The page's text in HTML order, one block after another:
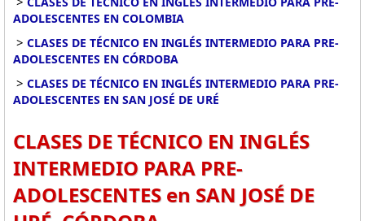
ADOLESCENTES EN COLOMBIA
> CLASES DE TÉCNICO EN INGLÉS INTERMEDIO PARA PRE-
ADOLESCENTES EN CÓRDOBA
> CLASES DE TÉCNICO EN INGLÉS INTERMEDIO PARA PRE-
ADOLESCENTES EN SAN JOSÉ DE URÉ
CLASES DE TÉCNICO EN INGLÉS
INTERMEDIO PARA PRE-
ADOLESCENTES en SAN JOSÉ DE